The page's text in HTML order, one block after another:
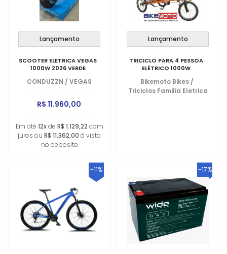
Lançamento
SCOOTER ELETRICA VEGAS
1000W 2026 VERDE
CONDUZZN / VEGAS
R$ 11.960,00
Em até 12xde R$ 1.129,22 com
juros ou R$ 11.362,00 à vista
no deposito
Lançamento
TRICICLO PARA 4 PESSOA
ELÉTRICO 1000W
Bikemoto Bikes /
Triciclos Familia Eletrica
-11% -17%